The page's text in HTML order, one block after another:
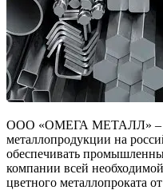
ООО «ОМЕГА МЕТАЛЛ» –
металлопродукции на
обеспечивать
компании всей
цветного металлопроката